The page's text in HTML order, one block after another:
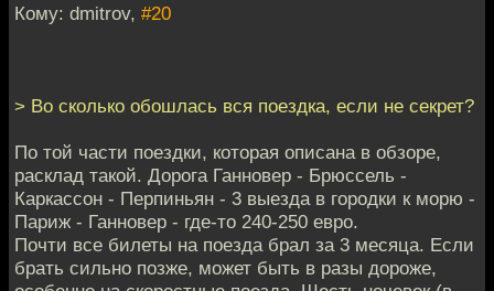
Кому: dmitrov, #20
> Во сколько обошлась вся поездка, если не секрет?
По той части поездки, которая описана в обзоре,
расклад такой. Дорога Ганновер - Брюссель -
Каркассон - Перпиньян - 3 выезда в городки к морю -
Париж - Ганновер - где-то 240-250 евро.
Почти все билеты на поезда брал за 3 месяца. Если
брать сильно позже, может быть в разы дороже,